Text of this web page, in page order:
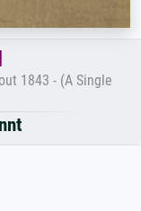
1843 - (A Single